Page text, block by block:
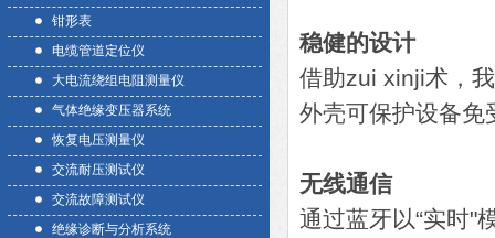
钳形表
电缆管道定位仪
大电流绕组电阻测量仪
气体绝缘变压器系统
恢复电压测量仪
交流耐压测试仪
交流故障测试仪
绝缘诊断与分析系统
稳健的设计
借助zui xinji术，
外壳可保护设备免
无线通信
通过蓝牙以“实时"